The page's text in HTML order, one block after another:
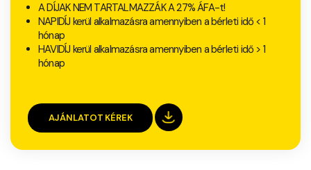
A DÍJAK NEM TARTALMAZZÁK A 27% ÁFA-t!
NAPIDÍJ kerül alkalmazásra amennyiben a bérleti idő < 1
hónap
HAVIDÍJ kerül alkalmazásra amennyiben a bérleti idő > 1
hónap
AJÁNLATOT KÉREK